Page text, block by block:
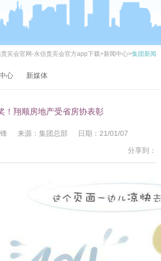
贵宾会官网-永信贵宾会官方app下载>新闻中心>集团新闻
心 新媒体
！翔顺房地产受省房协表彰
锋 来源：集团总部 日期：21/01/07
分享到：